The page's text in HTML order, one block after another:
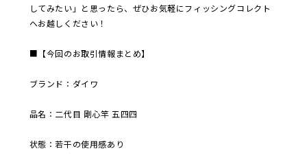
してみたい」と思ったら、ぜひお気軽にフィッシングコレクト
へお越しください！
■【今回のお取引情報まとめ】
ブランド：ダイワ
品名：二代目 剛心竿 五四四
状態：若干の使用感あり